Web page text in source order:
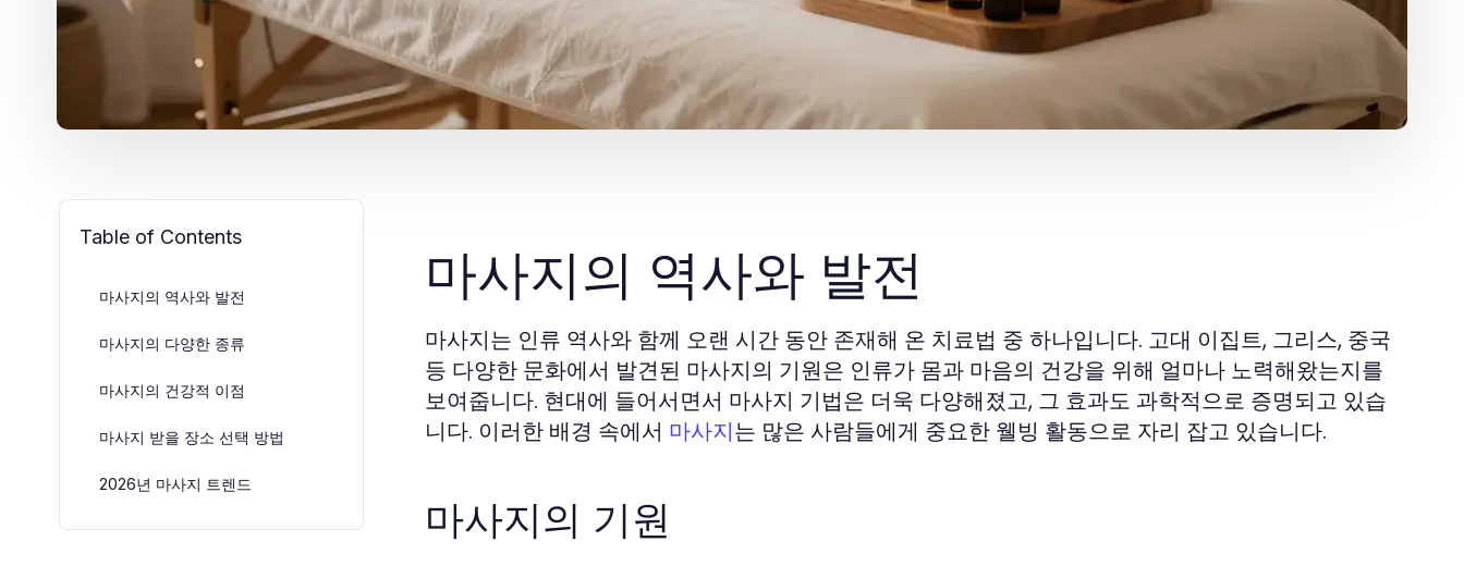
Table of Contents
마사지의 역사와 발전
마사지의 다양한 종류
마사지의 건강적 이점
마사지 받을 장소 선택 방법
2026년 마사지 트렌드
마사지의 역사와 발전
마사지는 인류 역사와 함께 오랜 시간 동안 존재해 온 치료법 중 하나입니다. 고대 이집트, 그리스, 중국
등 다양한 문화에서 발견된 마사지의 기원은 인류가 몸과 마음의 건강을 위해 얼마나 노력해왔는지를
보여줍니다. 현대에 들어서면서 마사지 기법은 더욱 다양해졌고, 그 효과도 과학적으로 증명되고 있습
니다. 이러한 배경 속에서 마사지는 많은 사람들에게 중요한 웰빙 활동으로 자리 잡고 있습니다.
마사지의 기원